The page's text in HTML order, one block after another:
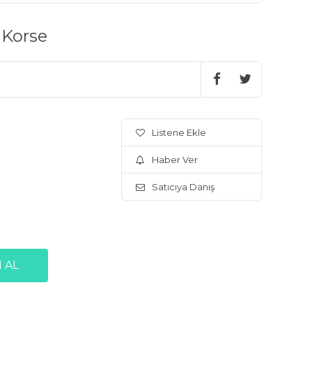
Listene Ekle
Haber Ver
Satıcıya Danış